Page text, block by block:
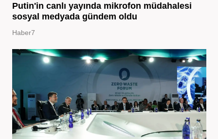
Putin'in canlı yayında mikrofon müdahalesi
sosyal medyada gündem oldu
Haber7